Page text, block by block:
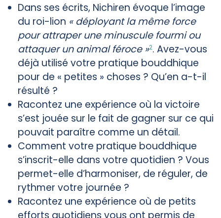
Dans ses écrits, Nichiren évoque l’image
du roi-lion « déployant la même force
pour attraper une minuscule fourmi ou
attaquer un animal féroce »2. Avez-vous
déjà utilisé votre pratique bouddhique
pour de « petites » choses ? Qu’en a-t-il
résulté ?
Racontez une expérience où la victoire
s’est jouée sur le fait de gagner sur ce qui
pouvait paraître comme un détail.
Comment votre pratique bouddhique
s’inscrit-elle dans votre quotidien ? Vous
permet-elle d’harmoniser, de réguler, de
rythmer votre journée ?
Racontez une expérience où de petits
efforts quotidiens vous ont permis de